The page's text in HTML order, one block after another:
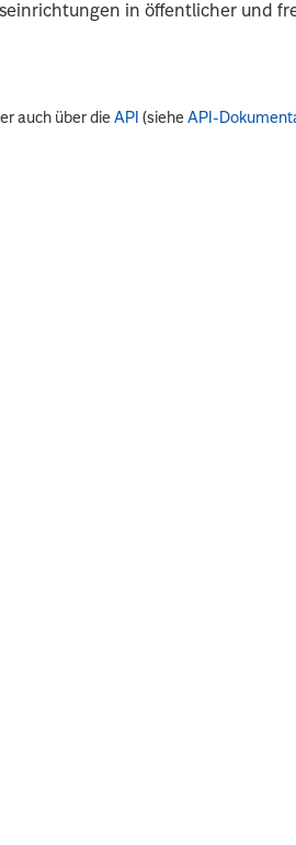
in öffentlicher und
auch über dieAPI (sieheAPI-